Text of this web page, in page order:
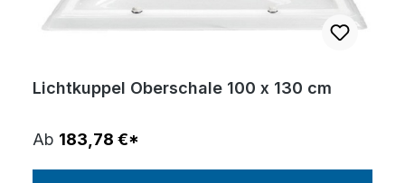
Lichtkuppel Oberschale 100 x 130 cm
Ab 183,78 €*